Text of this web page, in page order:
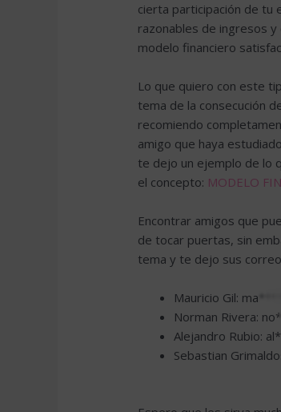
cierta participación de tu
razonables de ingresos y
modelo financiero
Lo que quiero con este
tema de la consecución
recomiendo
amigo que haya
te dejo un ejemplo de lo
el concepto: MODELO
Encontrar amigos que
de tocar puertas, sin
tema y te dejo sus
Mauricio Gil:
Norman Rivera:
Alejandro Rubio:
Sebastian